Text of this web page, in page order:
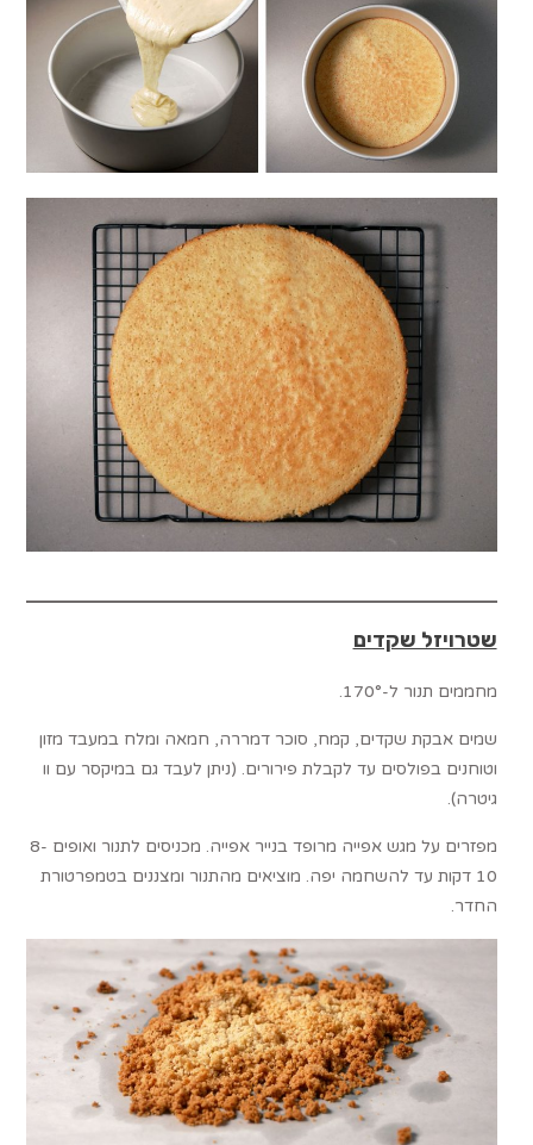
שטרויזל שקדים
מחממים תנור ל-170°.
שמים אבקת שקדים, קמח, סוכר דמררה, חמאה ומלח במעבד מזון
וטוחנים בפולסים עד לקבלת פירורים. (ניתן לעבד גם במיקסר עם וו
גיטרה).
מפזרים על מגש אפייה מרופד בנייר אפייה. מכניסים לתנור ואופים 8-
10 דקות עד להשחמה יפה. מוציאים מהתנור ומצננים בטמפרטורת
החדר.